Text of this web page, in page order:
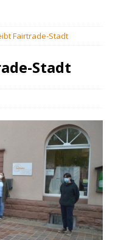
Fairtrade-Stadt
Stadt